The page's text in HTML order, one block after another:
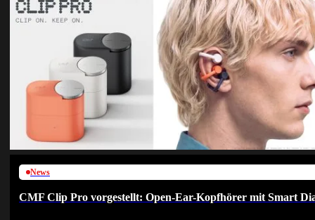
News
CMF Clip Pro vorgestellt: Open-Ear-Kopfhörer mit Smart